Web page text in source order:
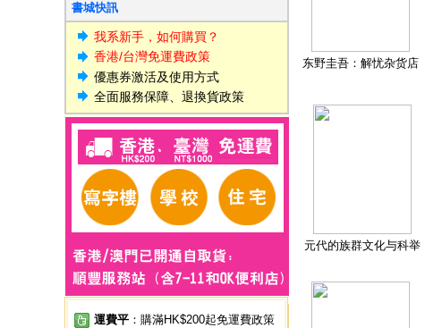
書城快訊
我系新手，如何購買？
香港/台灣免運費政策
優惠券激活及使用方式
全面服務保障、退換貨政策
運費平 ：購滿HK$200起免運費政策
东野圭吾：解忧杂货店
元代的族群文化与科举